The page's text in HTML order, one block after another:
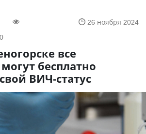
26 ноября 2024
0
все
бесплатно
ВИЧ-статус